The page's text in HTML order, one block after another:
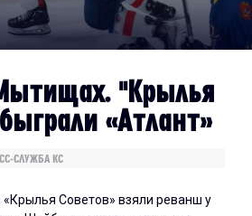
"Крылья
«Атлант»
СЛУЖБА КС
«Крылья Советов» взяли реванш у